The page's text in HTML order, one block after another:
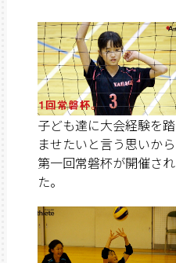
子ども達に大会経験を踏
ませたいと言う思いから
第一回常磐杯が開催され
た。